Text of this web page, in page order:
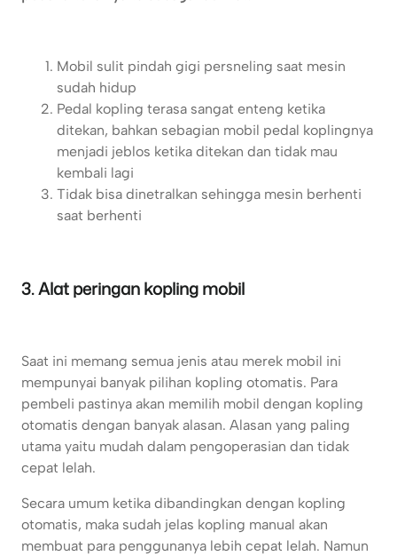
Mobil sulit pindah gigi persneling saat mesin
sudah hidup
Pedal kopling terasa sangat enteng ketika
ditekan, bahkan sebagian mobil pedal koplingnya
menjadi jeblos ketika ditekan dan tidak mau
kembali lagi
Tidak bisa dinetralkan sehingga mesin berhenti
saat berhenti
3. Alat peringan kopling mobil
Saat ini memang semua jenis atau merek mobil ini
mempunyai banyak pilihan kopling otomatis. Para
pembeli pastinya akan memilih mobil dengan kopling
otomatis dengan banyak alasan. Alasan yang paling
utama yaitu mudah dalam pengoperasian dan tidak
cepat lelah.
Secara umum ketika dibandingkan dengan kopling
otomatis, maka sudah jelas kopling manual akan
membuat para penggunanya lebih cepat lelah. Namun